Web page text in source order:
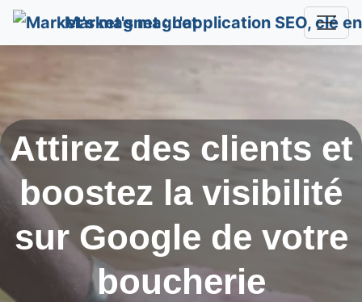
Market's magnet
Attirez des clients et
boostez la visibilité
sur Google de votre
boucherie